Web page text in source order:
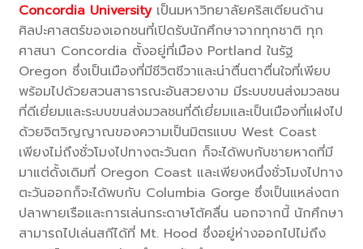
Concordia University เป็นมหาวิทยาลัยคริสเตียนด้าน
ศิลปะศาสตร์ของเอกชนที่เปิดรับนักศึกษาจากทุกชาติ ทุก
ศาสนา Concordia ตั้งอยู่ที่เมือง Portland ในรัฐ
Oregon ซึ่งเป็นเมืองที่มีชีวิตชีวาและน่าตื่นตาตื่นใจที่เพียบ
พร้อมไปด้วยสวนสาธารณะอันสวยงาม มีระบบขนส่งมวลชน
ที่ดีเยี่ยมและระบบขนส่งมวลชนที่ดีเยี่ยมและเป็นเมืองที่แฝงไป
ด้วยจิตวิญญาณของความเป็นมิตรแบบ West Coast
เพียงไม่ถึงชั่วโมงไปทางตะวันตก ก็จะได้พบกับชายหาดที่มี
มาแต่ดั้งเดิมที่ Oregon Coast และเพียงหนึ่งชั่วโมงไปทาง
ตะวันออกก็จะได้พบกับ Columbia Gorge ซึ่งเป็นแหล่งตก
ปลาพายเรือและการเล่นกระดาษโต้คลื่น นอกจากนี้ นักศึกษา
สามารถไปเล่นสกีได้ที่ Mt. Hood ซึ่งอยู่ห่างออกไปไม่ถึง